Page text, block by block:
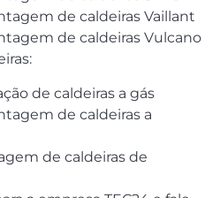
de caldeiras Vaillant
de caldeiras Vulcano
de caldeiras a gás
de caldeiras a
de caldeiras de